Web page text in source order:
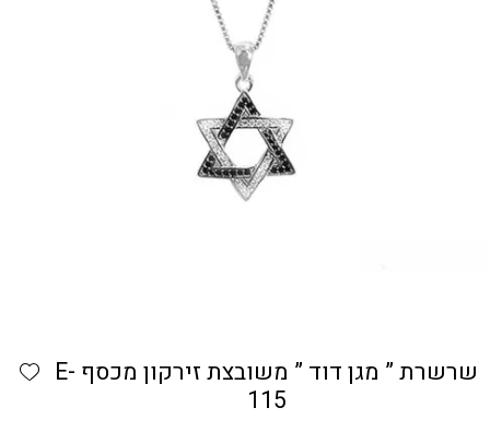
שרשרת ” מגן דוד ” משובצת זירקון מכסף E-
115